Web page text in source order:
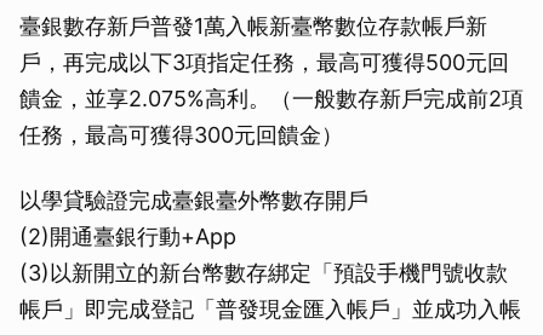
臺銀數存新戶普發1萬入帳新臺幣數位存款帳戶新
戶，再完成以下3項指定任務，最高可獲得500元回
饋金，並享2.075%高利。（一般數存新戶完成前2項
任務，最高可獲得300元回饋金）
以學貸驗證完成臺銀臺外幣數存開戶
(2)開通臺銀行動+App
(3)以新開立的新台幣數存綁定「預設手機門號收款
帳戶」即完成登記「普發現金匯入帳戶」並成功入帳